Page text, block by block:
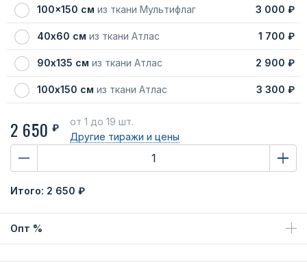
100x150 см из ткани Мультифлаг 3 000 ₽
40х60 см из ткани Атлас 1 700 ₽
90х135 см из ткани Атлас 2 900 ₽
100х150 см из ткани Атлас 3 300 ₽
2 650 ₽
от 1 до 19 шт.
Другие тиражи и цены
Итого: 2 650 ₽
Опт %